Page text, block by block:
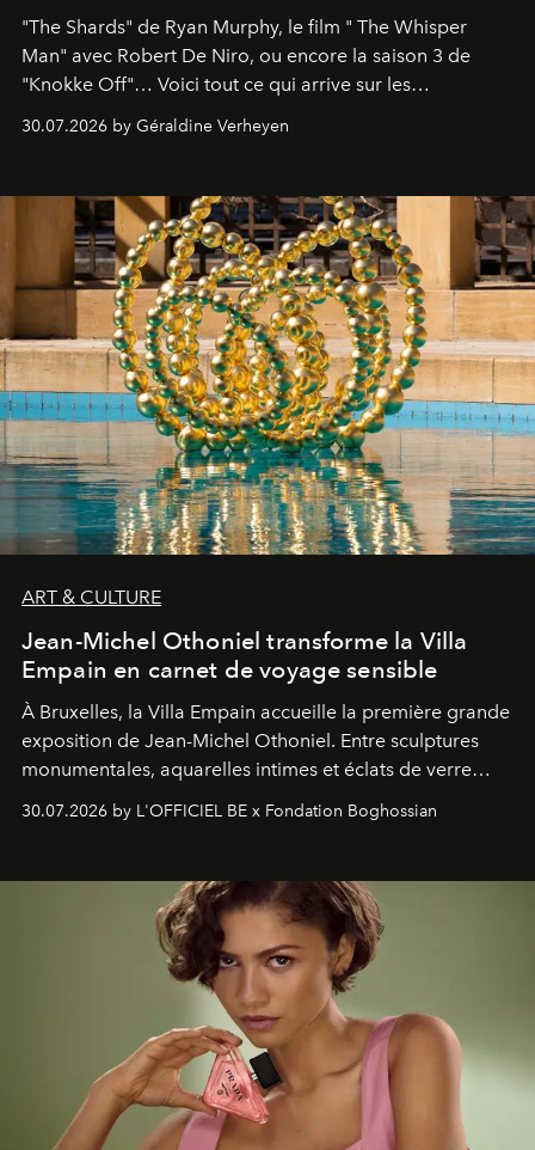
"The Shards" de Ryan Murphy, le film " The Whisper
Man" avec Robert De Niro, ou encore la saison 3 de
"Knokke Off"… Voici tout ce qui arrive sur les
30.07.2026 by Géraldine Verheyen
ART & CULTURE
Jean-Michel Othoniel transforme la Villa
Empain en carnet de voyage sensible
À Bruxelles, la Villa Empain accueille la première grande
exposition de Jean-Michel Othoniel. Entre sculptures
monumentales, aquarelles intimes et éclats de verre
émotionnel où chaque œuvre devient le souvenir
émerveillement.
30.07.2026 by L'OFFICIEL BE x Fondation Boghossian